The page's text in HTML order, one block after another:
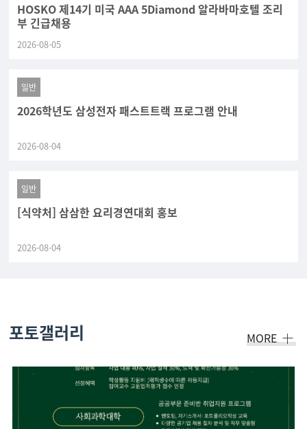
HOSKO 제14기 미국 AAA 5Diamond 알라바마호텔 조리
부 긴급채용
2026-08-05
일반
2026학년도 삼성전자 패스트트랙 프로그램 안내
2026-08-04
일반
[식약처] 삼삼한 요리경연대회 홍보
2026-08-04
포토갤러리 MORE